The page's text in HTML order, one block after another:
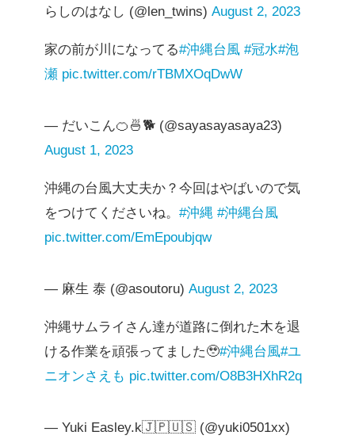
らしのはなし (@len_twins) August 2, 2023
家の前が川になってる#沖縄台風 #冠水#泡
瀬 pic.twitter.com/rTBMXOqDwW
— だいこん🍊🍜🐕 (@sayasayasaya23)
August 1, 2023
沖縄の台風大丈夫か？今回はやばいので気
をつけてくださいね。 #沖縄 #沖縄台風
pic.twitter.com/EmEpoubjqw
— 麻生 泰 (@asoutoru) August 2, 2023
沖縄サムライさん達が道路に倒れた木を退
ける作業を頑張ってました🥹#沖縄台風#ユ
ニオンさえも pic.twitter.com/O8B3HXhR2q
— Yuki Easley.k🇯🇵🇺🇸 (@yuki0501xx)